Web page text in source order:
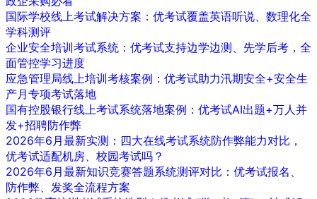
国际学校线上考试解决方案：优考试覆盖英语听说、数理化全
学科测评
企业安全培训考试系统：优考试支持边学边测、先学后考，全
面管控学习进度
应急管理局线上培训考核案例：优考试助力汛期安全+安全生
产月专项考试落地
国有控股银行线上考试系统落地案例：优考试AI出题+万人并
发+招聘防作弊
2026年6月最新实测：四大在线考试系统防作弊能力对比，
优考试适配机房、校园考试吗？
2026年6月最新知识竞赛答题系统测评对比：优考试报名、
防作弊、发奖全流程方案